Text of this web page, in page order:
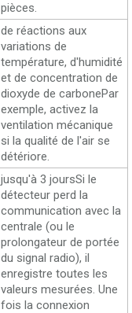
pièces.
de réactions aux
variations de
température, d'humidité
et de concentration de
dioxyde de carbonePar
exemple, activez la
ventilation mécanique
si la qualité de l'air se
détériore.
jusqu'à 3 joursSi le
détecteur perd la
communication avec la
centrale (ou le
prolongateur de portée
du signal radio), il
enregistre toutes les
valeurs mesurées. Une
fois la connexion